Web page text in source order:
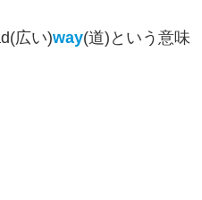
広い)way(道)という意味